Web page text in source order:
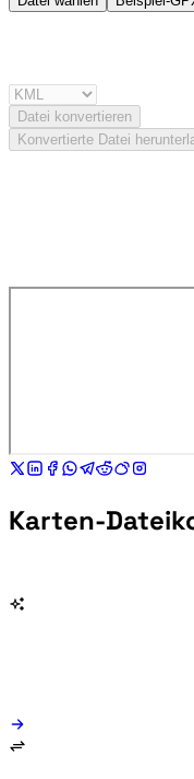
Datei konvertieren
Konvertierte Datei
Karten-